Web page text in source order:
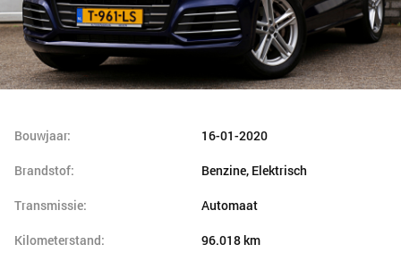
Bouwjaar: 16-01-2020
Brandstof: Benzine, Elektrisch
Transmissie: Automaat
Kilometerstand: 96.018 km